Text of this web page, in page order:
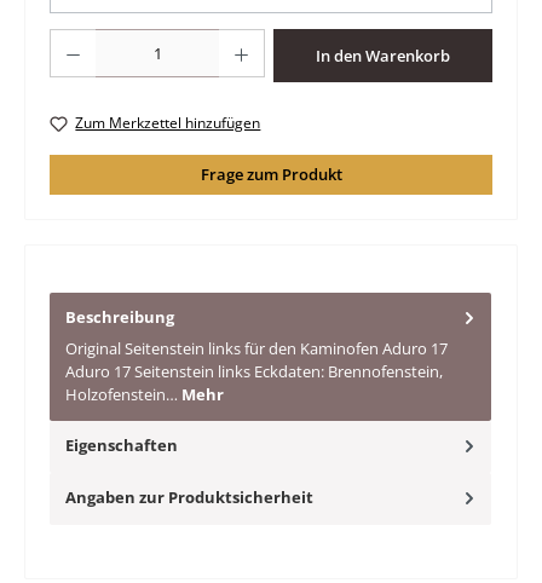
In den Warenkorb
Zum Merkzettel hinzufügen
Frage zum Produkt
Beschreibung
Original Seitenstein links für den Kaminofen Aduro 17
Aduro 17 Seitenstein links Eckdaten: Brennofenstein,
Holzofenstein… Mehr
Eigenschaften
Angaben zur Produktsicherheit